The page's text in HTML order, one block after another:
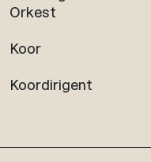
Orkest
Koor
Koordirigent